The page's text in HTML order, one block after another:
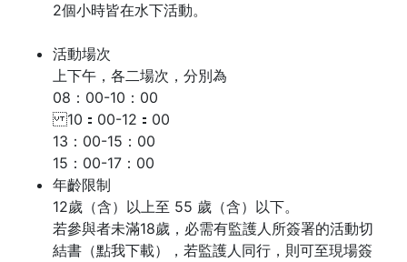
2個小時皆在水下活動。
活動場次
上下午，各二場次，分別為
08：00-10：00
10：00-12：00
13：00-15：00
15：00-17：00
年齡限制
12歲（含）以上至 55 歲（含）以下。
若參與者未滿18歲，必需有監護人所簽署的活動切
結書（點我下載），若監護人同行，則可至現場簽